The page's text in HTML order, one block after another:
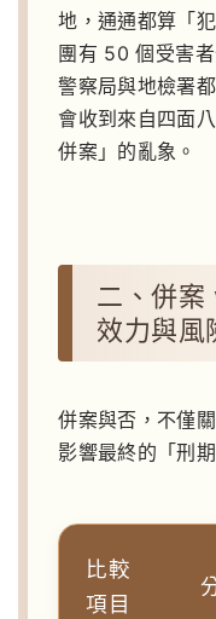
地，通通都算「
團有 50 個受害
警察局與地檢署
會收到來自四面
併案」的亂象。
二、併案
效力與風
併案與否，不僅
影響最終的「刑
比較
項目